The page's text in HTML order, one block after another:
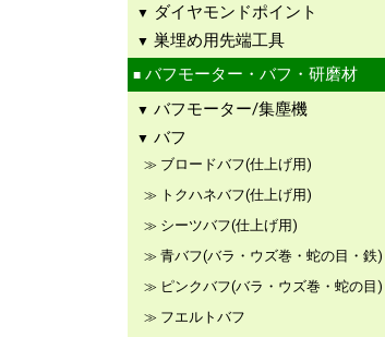
ダイヤモンドポイント
巣埋め用先端工具
バフモーター・バフ・研磨材
バフモーター/集塵機
バフ
ブロードバフ(仕上げ用)
トクハネバフ(仕上げ用)
シーツバフ(仕上げ用)
青バフ(バラ・ウズ巻・蛇の目・鉄)
ピンクバフ(バラ・ウズ巻・蛇の目)
フエルトバフ